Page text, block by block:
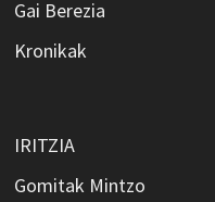
Gai Berezia
Kronikak
IRITZIA
Gomitak Mintzo